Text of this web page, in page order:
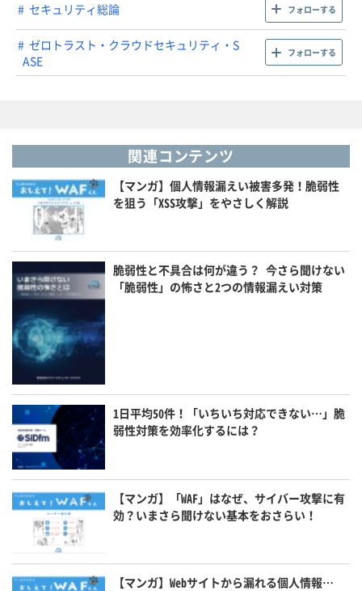
セキュリティ総論 フォローする
ゼロトラスト・クラウドセキュリティ・S
ASE
フォローする
関連コンテンツ
【マンガ】個人情報漏えい被害多発！脆弱性
を狙う「XSS攻撃」をやさしく解説
脆弱性と不具合は何が違う？ 今さら聞けない
「脆弱性」の怖さと2つの情報漏えい対策
1日平均50件！「いちいち対応できない…」脆
弱性対策を効率化するには？
【マンガ】「WAF」はなぜ、サイバー攻撃に有
効？いまさら聞けない基本をおさらい！
【マンガ】Webサイトから漏れる個人情報…